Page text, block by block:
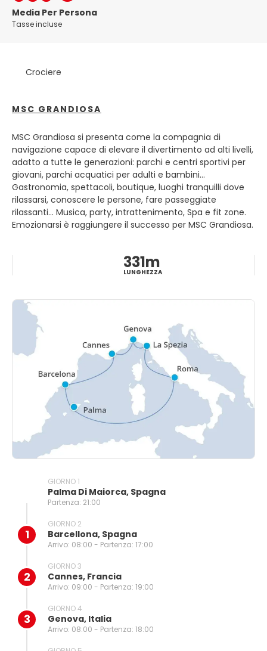
Media Per Persona
Tasse incluse
Crociere
MSC GRANDIOSA
MSC Grandiosa si presenta come la compagnia di
navigazione capace di elevare il divertimento ad alti livelli,
adatto a tutte le generazioni: parchi e centri sportivi per
giovani, parchi acquatici per adulti e bambini...
Gastronomia, spettacoli, boutique, luoghi tranquilli dove
rilassarsi, conoscere le persone, fare passeggiate
rilassanti... Musica, party, intrattenimento, Spa e fit zone.
Emozionarsi è raggiungere il successo per MSC Grandiosa.
331m
LUNGHEZZA
GIORNO 1
Palma Di Maiorca, Spagna
Partenza: 21:00
1
GIORNO 2
Barcellona, Spagna
Arrivo: 08:00 - Partenza: 17:00
2
GIORNO 3
Cannes, Francia
Arrivo: 09:00 - Partenza: 19:00
3
GIORNO 4
Genova, Italia
Arrivo: 08:00 - Partenza: 18:00
dello Stato, oltre che dell'omonima provincia e della
comarca del Barcelonès. Soprannominata Ciutat Comtal